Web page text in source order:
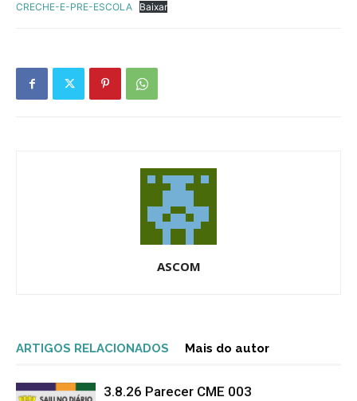
CRECHE-E-PRE-ESCOLA
Baixar
ASCOM
ARTIGOS RELACIONADOS Mais do autor
3.8.26 Parecer CME 003